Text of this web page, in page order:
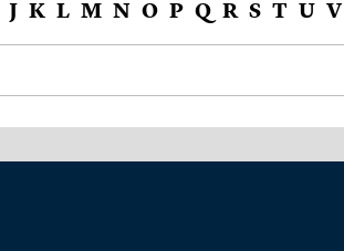
J K L M N O P Q R S T U V